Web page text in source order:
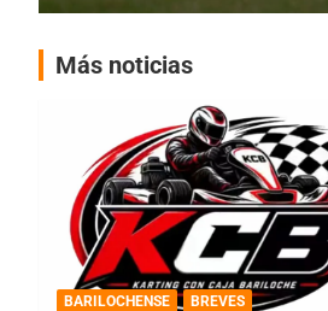
Más noticias
BARILOCHENSE BREVES